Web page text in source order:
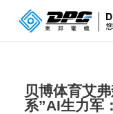
贝博体育艾
系”AI生力军